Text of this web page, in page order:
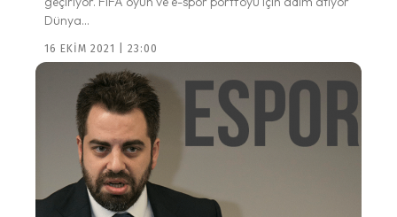
Dünya...
16 EKIM 2021 | 23:00